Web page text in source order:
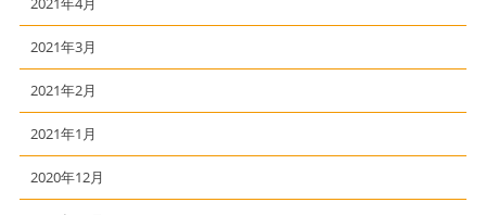
2021年3月
2021年2月
2021年1月
2020年12月